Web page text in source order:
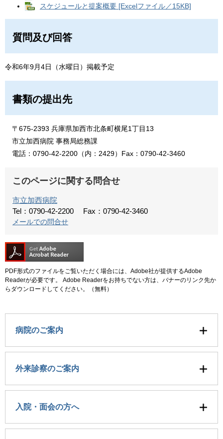
スケジュールと提案概要 [Excelファイル／15KB]
質問及び回答
令和6年9月4日（水曜日）掲載予定
書類の提出先
〒675-2393 兵庫県加西市北条町横尾1丁目13
​市立加西病院 事務局総務課
​電話：0790-42-2200（内：2429）Fax：0790-42-3460
このページに関する問合せ
市立加西病院
Tel：0790-42-2200
Fax：0790-42-3460
メールでの問合せ
PDF形式のファイルをご覧いただく場合には、Adobe社が提供するAdobe
Readerが必要です。
Adobe Readerをお持ちでない方は、バナーのリンク先か
らダウンロードしてください。（無料）
病院のご案内
外来診察のご案内
入院・面会の方へ